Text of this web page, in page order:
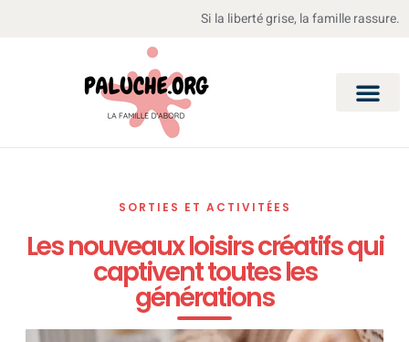
Si la liberté grise, la famille rassure.
SORTIES ET ACTIVITÉES
Les nouveaux loisirs créatifs qui
captivent toutes les
générations